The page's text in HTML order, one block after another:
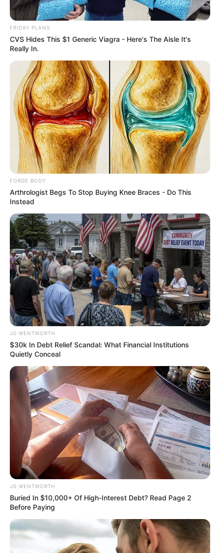
Owning $10k+ In Medical Bills Or Loans? Stop
Paying Interest Immediately
JG WENTWORTH
$15k In Unmanageable Debt? The "Relief
Program" Creditors Hide From You
JG WENTWORTH
เรื่องอื่นๆ ที่น่าสนใจ
ดวงรายวัน 13 กันยายน 2565
13 ก.ย. 2022
ดวงรายวัน 12 กันยายน 2565
12 ก.ย. 2022
FRIDAY PLANS
CVS Hides This $1 Generic Viagra - Here's The Aisle It's
Really In.
FORGE BODY
Arthrologist Begs To Stop Buying Knee Braces - Do This
Instead
JG WENTWORTH
$30k In Debt Relief Scandal: What Financial Institutions
Quietly Conceal
JG WENTWORTH
Buried In $10,000+ Of High-Interest Debt? Read Page 2
Before Paying